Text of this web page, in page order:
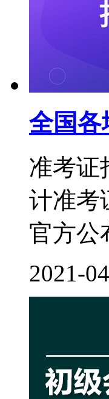
全国各
准考证
计准考
官方公
2021-